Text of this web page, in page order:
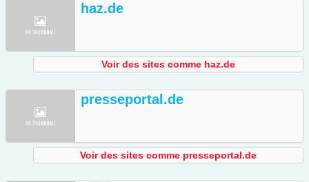
haz.de
Voir des sites comme haz.de
presseportal.de
Voir des sites comme presseportal.de